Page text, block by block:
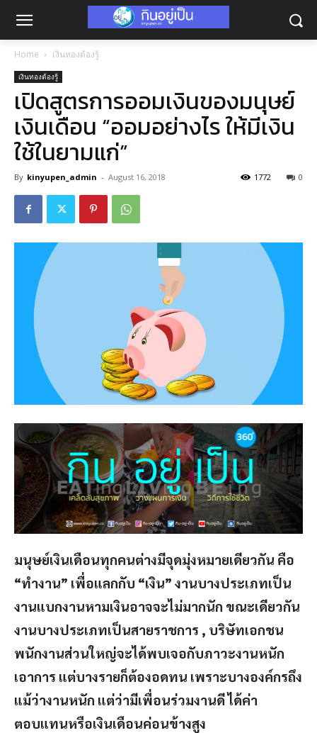
Home เงินทองต้องรู้
เงินทองต้องรู้
เปิดสูตรการออมเงินของมนุษย์
เงินเดือน “ออมอย่างไร ให้มีเงิน
ใช้ในยามแก่”
By kinyupen_admin - August 16, 2018 0
1772
มนุษย์เงินเดือนทุกคนต่างมีจุดมุ่งหมายเดียวกัน คือ
“ทำงาน” เพื่อแลกกับ “เงิน” งานบางประเภทเป็น
งานแบกงานหามเงินอาจจะไม่มากนัก ขณะเดียวกัน
งานบางประเภทเป็นสายราชการ , บริษัทเอกชน
พนักงานส่วนใหญ่จะได้พบเจอกับภาวะงานหนัก
เอาการ แต่บางรายก็ต้องอดทน เพราะบางองค์กรถึง
แม้ว่างานหนัก แต่ว่ามีเพื่อนร่วมงานดี ได้ค่า
ตอบแทนหรือเงินเดือนค่อนข้างสูง